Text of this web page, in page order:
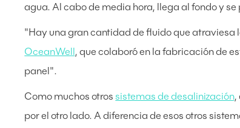
agua. Al cabo de media hora, llega al fondo y se
"Hay una gran cantidad de fluido que
OceanWell, que colaboró en la fabricación de
panel".
Como muchos otrossistemas de desalinización,
por el otro lado. A diferencia de esos otros